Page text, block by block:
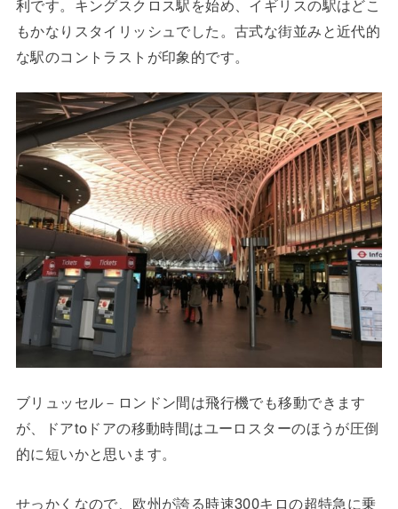
利です。キングスクロス駅を始め、イギリスの駅はどこ
もかなりスタイリッシュでした。古式な街並みと近代的
な駅のコントラストが印象的です。
ブリュッセル－ロンドン間は飛行機でも移動できます
が、ドアtoドアの移動時間はユーロスターのほうが圧倒
的に短いかと思います。
せっかくなので、欧州が誇る時速300キロの超特急に乗